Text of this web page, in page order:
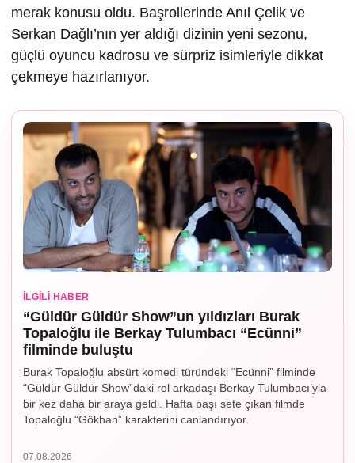
merak konusu oldu. Başrollerinde Anıl Çelik ve
Serkan Dağlı’nın yer aldığı dizinin yeni sezonu,
güçlü oyuncu kadrosu ve sürpriz isimleriyle dikkat
çekmeye hazırlanıyor.
İLGILI HABER
“Güldür Güldür Show”un yıldızları Burak
Topaloğlu ile Berkay Tulumbacı “Ecünni”
filminde buluştu
Burak Topaloğlu absürt komedi türündeki “Ecünni” filminde
“Güldür Güldür Show”daki rol arkadaşı Berkay Tulumbacı’yla
bir kez daha bir araya geldi. Hafta başı sete çıkan filmde
Topaloğlu “Gökhan” karakterini canlandırıyor.
07.08.2026